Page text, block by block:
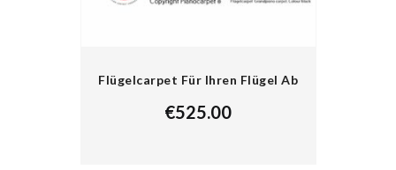
Flügelcarpet Für Ihren Flügel Ab
€525.00